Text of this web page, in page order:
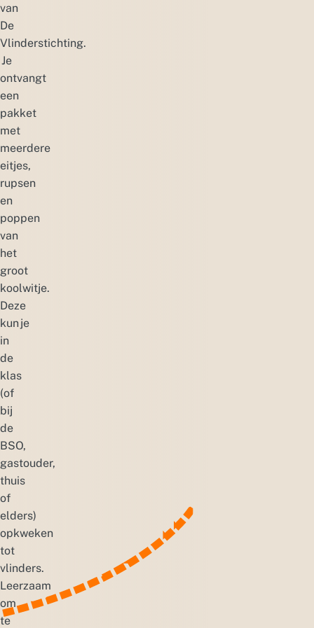
van
De
Vlinderstichting.
Je
ontvangt
een
pakket
met
meerdere
eitjes,
rupsen
en
poppen
van
het
groot
koolwitje.
Deze
kun je
in
de
klas
(of
bij
de
BSO,
gastouder,
thuis
of
elders)
opkweken
tot
vlinders.
Leerzaam
om
te